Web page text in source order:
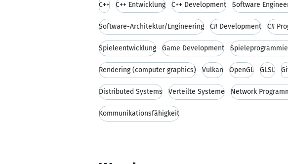
C++ C++ Entwicklung C++ Development Software
Software-Architektur/Engineering C# Development C#
Spieleentwicklung Game Development
Rendering (computer graphics) Vulkan OpenGL GLSL
Distributed Systems Verteilte Systeme Network
Kommunikationsfähigkeit